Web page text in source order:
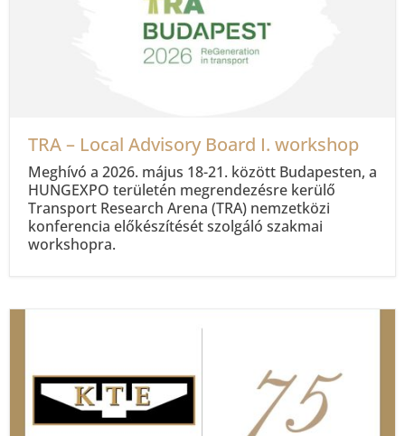
TRA – Local Advisory Board I. workshop
Meghívó a 2026. május 18-21. között Budapesten, a
HUNGEXPO területén megrendezésre kerülő
Transport Research Arena (TRA) nemzetközi
konferencia előkészítését szolgáló szakmai
workshopra.